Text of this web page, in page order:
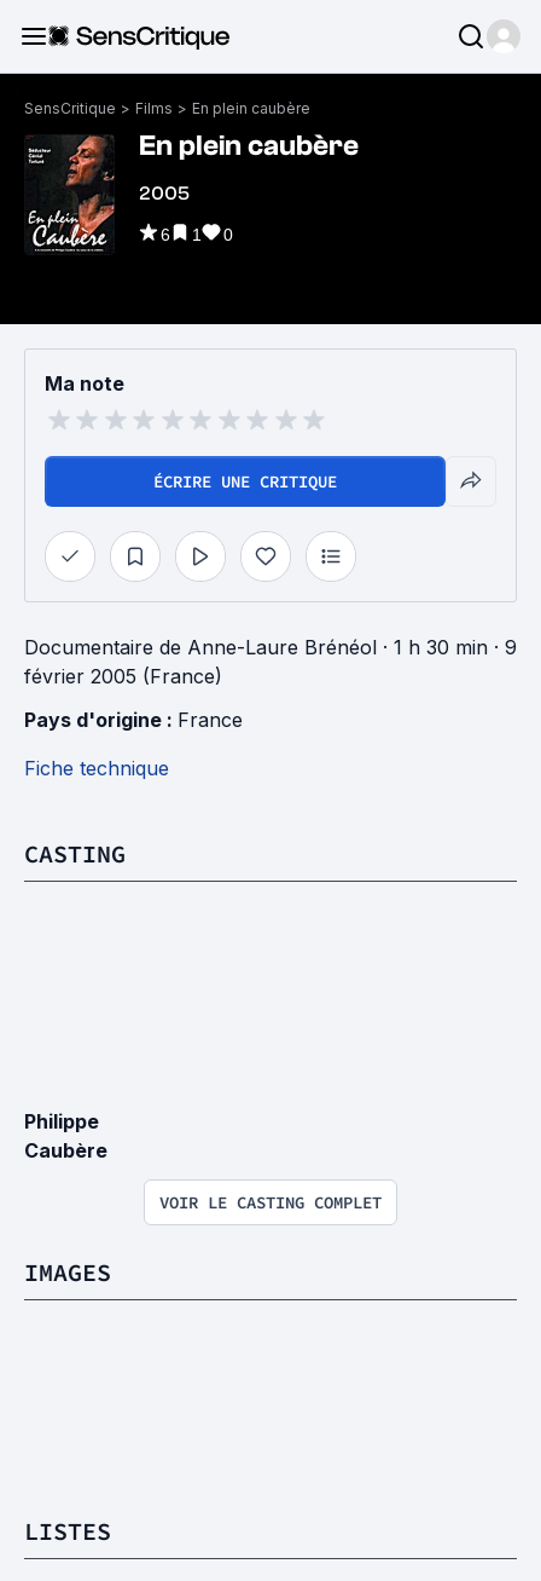
SensCritique > Films > En plein caubère
En plein caubère
2005
6 1 0
Ma note
ÉCRIRE UNE CRITIQUE
Documentaire de Anne-Laure Brénéol · 1 h 30 min · 9
février 2005 (France)
Pays d'origine : France
Fiche technique
CASTING
Philippe
Caubère
VOIR LE CASTING COMPLET
IMAGES
LISTES